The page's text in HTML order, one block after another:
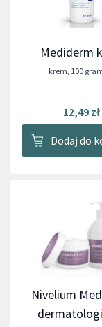
Mediderm
krem, 100
12,49 zł
Dodaj do
Nivelium